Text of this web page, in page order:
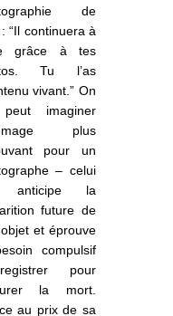
de
“Il continuera à
grâce à tes
Tu l’as
vivant.” On
imaginer
plus
pour un
– celui
anticipe la
future de
et éprouve
compulsif
pour
la mort.
au prix de sa